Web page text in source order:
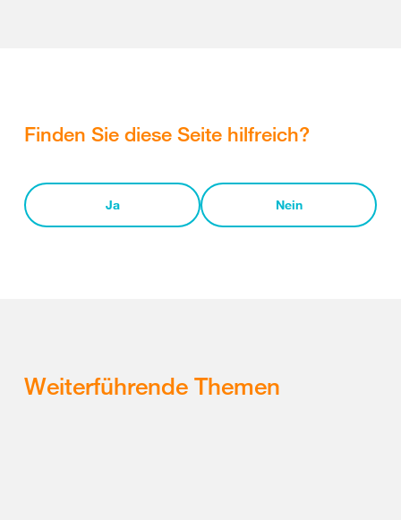
Finden Sie diese Seite hilfreich?
Ja Nein
Weiterführende Themen